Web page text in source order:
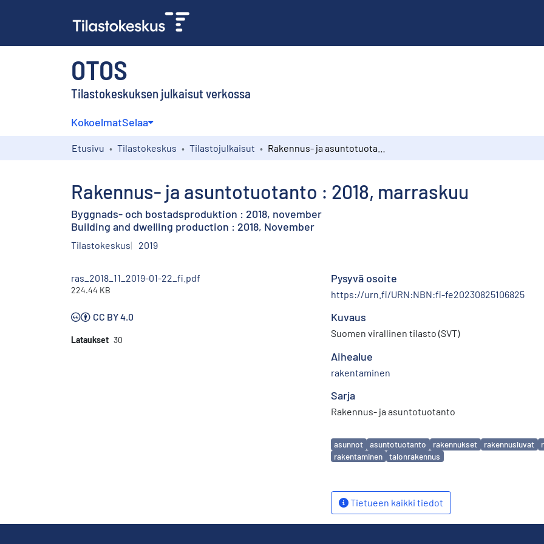
OTOS
Tilastokeskuksen julkaisut verkossa
KokoelmatSelaa
Etusivu Tilastokeskus Tilastojulkaisut
Rakennus- ja asuntotuotanto : 2018, marraskuu
Byggnads- och bostadsproduktion : 2018, november
Building and dwelling production : 2018, November
Tilastokeskus 2019
ras_2018_11_2019-01-22_fi.pdf
224.44 KB
CC BY 4.0
Lataukset 30
Pysyvä osoite
https://urn.fi/URN:NBN:fi-fe20230825106825
Kuvaus
Suomen virallinen tilasto (SVT)
Aihealue
rakentaminen
Sarja
Rakennus- ja asuntotuotanto
Avainsanat
asunnot asuntotuotanto rakennukset rakennusluvat
rakentaminen
talonrakennus
Tietueen kaikki tiedot